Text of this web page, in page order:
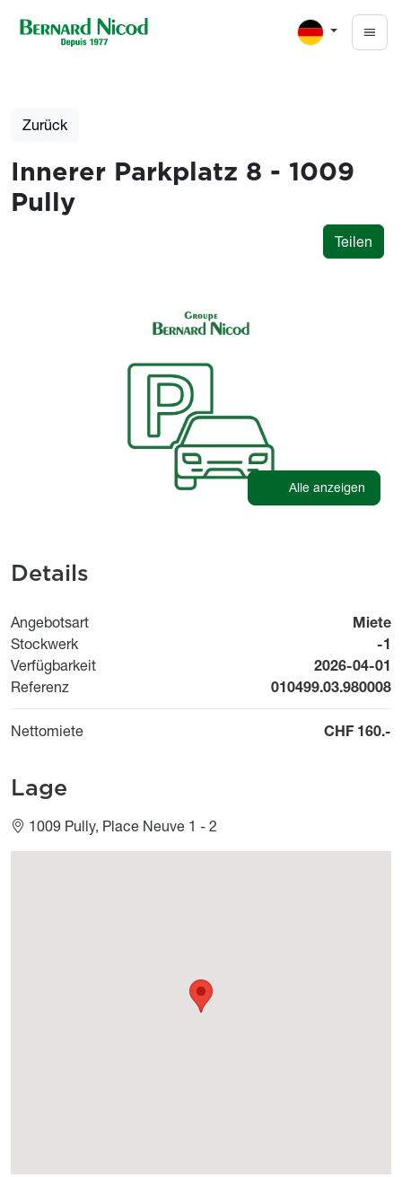
Zurück
Innerer Parkplatz 8 - 1009
Pully
Teilen
Alle anzeigen
Details
Angebotsart
Miete
Stockwerk
-1
Verfügbarkeit
Available
2026-04-01
Referenz
010499.03.980008
Nettomiete CHF 160.-
Lage
1009 Pully, Place Neuve 1 - 2